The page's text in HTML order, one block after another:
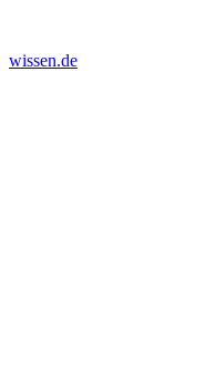
wissen.de